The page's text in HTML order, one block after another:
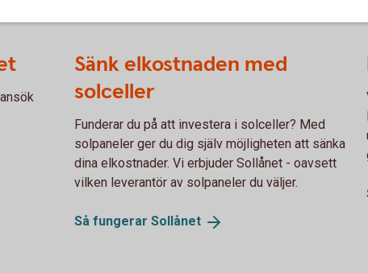
Sänk elkostnaden med
solceller
Funderar du på att investera i solceller? Med
solpaneler ger du dig själv möjligheten att sänka
dina elkostnader. Vi erbjuder Sollånet - oavsett
vilken leverantör av solpaneler du väljer.
Så fungerar Sollånet